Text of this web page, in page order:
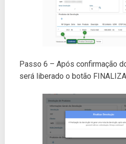
Passo 6 – Após confirmação
será liberado o botão